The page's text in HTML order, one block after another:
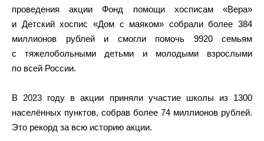
проведения акции Фонд помощи хосписам «Вера»
и Детский хоспис «Дом с маяком» собрали более 384
миллионов рублей и смогли помочь 9920 семьям
с тяжелобольными детьми и молодыми взрослыми
по всей России.
В 2023 году в акции приняли участие школы из 1300
населённых пунктов, собрав более 74 миллионов рублей.
Это рекорд за всю историю акции.